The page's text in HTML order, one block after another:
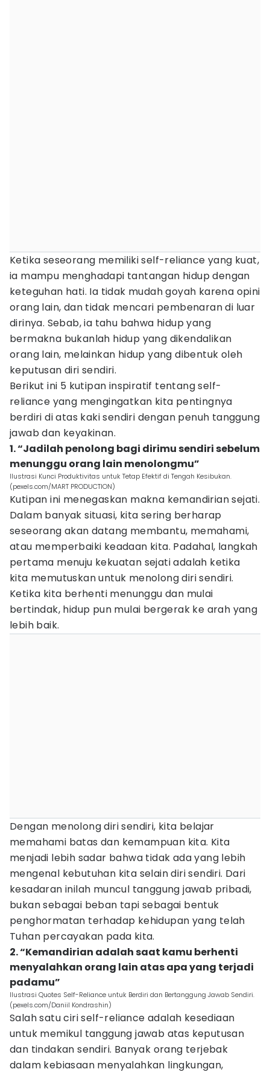
Ketika seseorang memiliki self-reliance yang kuat,
ia mampu menghadapi tantangan hidup dengan
keteguhan hati. Ia tidak mudah goyah karena opini
orang lain, dan tidak mencari pembenaran di luar
dirinya. Sebab, ia tahu bahwa hidup yang
bermakna bukanlah hidup yang dikendalikan
orang lain, melainkan hidup yang dibentuk oleh
keputusan diri sendiri.
Berikut ini 5 kutipan inspiratif tentang self-
reliance yang mengingatkan kita pentingnya
berdiri di atas kaki sendiri dengan penuh tanggung
jawab dan keyakinan.
1. “Jadilah penolong bagi dirimu sendiri sebelum
menunggu orang lain menolongmu”
Ilustrasi Kunci Produktivitas untuk Tetap Efektif di Tengah Kesibukan.
(pexels.com/MART PRODUCTION)
Kutipan ini menegaskan makna kemandirian sejati.
Dalam banyak situasi, kita sering berharap
seseorang akan datang membantu, memahami,
atau memperbaiki keadaan kita. Padahal, langkah
pertama menuju kekuatan sejati adalah ketika
kita memutuskan untuk menolong diri sendiri.
Ketika kita berhenti menunggu dan mulai
bertindak, hidup pun mulai bergerak ke arah yang
lebih baik.
Dengan menolong diri sendiri, kita belajar
memahami batas dan kemampuan kita. Kita
menjadi lebih sadar bahwa tidak ada yang lebih
mengenal kebutuhan kita selain diri sendiri. Dari
kesadaran inilah muncul tanggung jawab pribadi,
bukan sebagai beban tapi sebagai bentuk
penghormatan terhadap kehidupan yang telah
Tuhan percayakan pada kita.
2. “Kemandirian adalah saat kamu berhenti
menyalahkan orang lain atas apa yang terjadi
padamu”
Ilustrasi Quotes Self-Reliance untuk Berdiri dan Bertanggung Jawab Sendiri.
(pexels.com/Daniil Kondrashin)
Salah satu ciri self-reliance adalah kesediaan
untuk memikul tanggung jawab atas keputusan
dan tindakan sendiri. Banyak orang terjebak
dalam kebiasaan menyalahkan lingkungan,